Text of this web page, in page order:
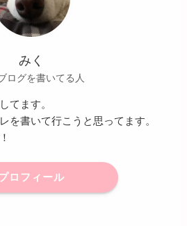
みく
ログを書いてる人
てます。
を書いて行こうと思ってます。
ロフィール